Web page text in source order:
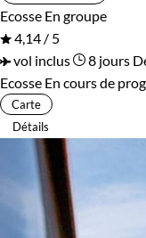
Ecosse En groupe
4,14 / 5
vol inclus
8 jours
Ecosse En cours de
Carte
Détails